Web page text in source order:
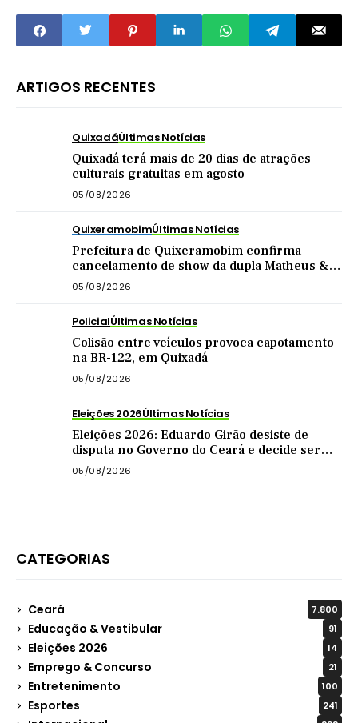
ARTIGOS RECENTES
QuixadáÚltimas Notícias
Quixadá terá mais de 20 dias de atrações
culturais gratuitas em agosto
05/08/2026
QuixeramobimÚltimas Notícias
Prefeitura de Quixeramobim confirma
cancelamento de show da dupla Matheus &
Kauan
05/08/2026
PolicialÚltimas Notícias
Colisão entre veículos provoca capotamento
na BR-122, em Quixadá
05/08/2026
Eleições 2026Últimas Notícias
Eleições 2026: Eduardo Girão desiste de
disputa no Governo do Ceará e decide ser
vice de Zema
05/08/2026
CATEGORIAS
Ceará 7.800
Educação & Vestibular 91
Eleições 2026 14
Emprego & Concurso 21
Entretenimento 100
Esportes 241